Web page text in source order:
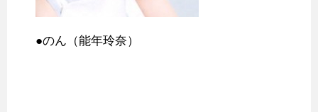
●のん（能年玲奈）